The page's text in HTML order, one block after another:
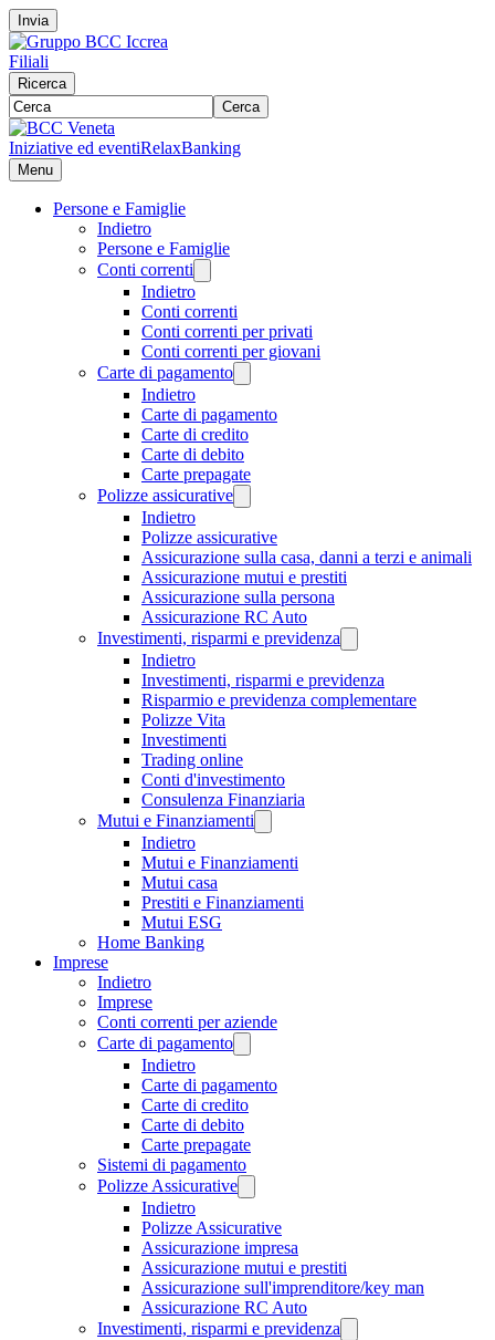
Invia
Filiali
Ricerca
Cerca
Iniziative ed eventiRelaxBanking
Menu
Persone e Famiglie
Indietro
Persone e Famiglie
Conti correnti
Indietro
Conti correnti
Conti correnti per privati
Conti correnti per giovani
Carte di pagamento
Indietro
Carte di pagamento
Carte di credito
Carte di debito
Carte prepagate
Polizze assicurative
Indietro
Polizze assicurative
Assicurazione sulla casa, danni a terzi e animali
Assicurazione mutui e prestiti
Assicurazione sulla persona
Assicurazione RC Auto
Investimenti, risparmi e previdenza
Indietro
Investimenti, risparmi e previdenza
Risparmio e previdenza complementare
Polizze Vita
Investimenti
Trading online
Conti d'investimento
Consulenza Finanziaria
Mutui e Finanziamenti
Indietro
Mutui e Finanziamenti
Mutui casa
Prestiti e Finanziamenti
Mutui ESG
Home Banking
Imprese
Indietro
Imprese
Conti correnti per aziende
Carte di pagamento
Indietro
Carte di pagamento
Carte di credito
Carte di debito
Carte prepagate
Sistemi di pagamento
Polizze Assicurative
Indietro
Polizze Assicurative
Assicurazione impresa
Assicurazione mutui e prestiti
Assicurazione sull'imprenditore/key man
Assicurazione RC Auto
Investimenti, risparmi e previdenza